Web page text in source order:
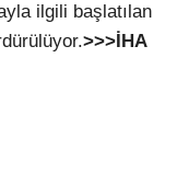
ilgili başlatılan
>>>İHA